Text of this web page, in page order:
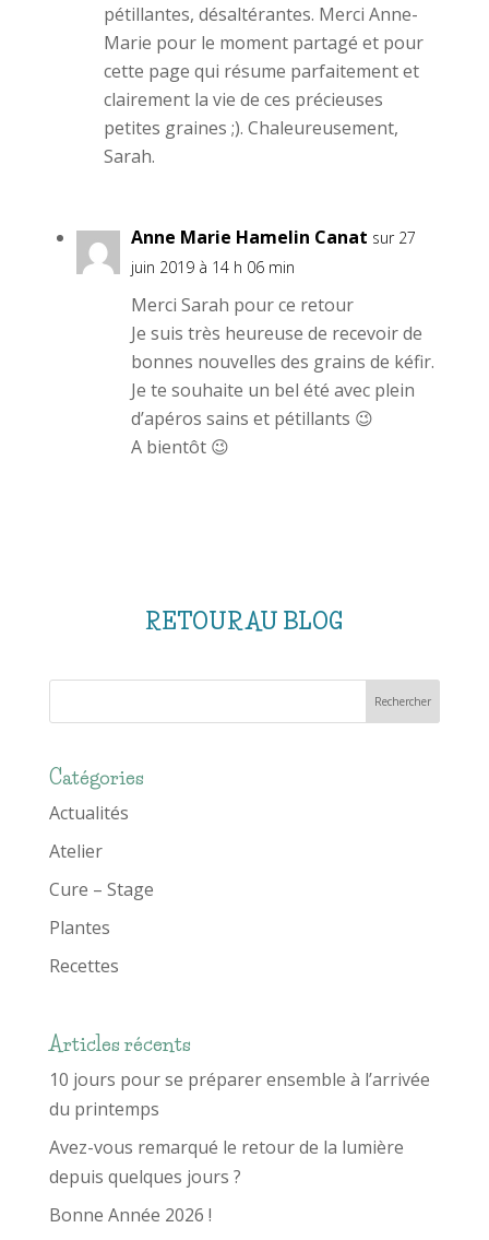
pétillantes, désaltérantes. Merci Anne-
Marie pour le moment partagé et pour
cette page qui résume parfaitement et
clairement la vie de ces précieuses
petites graines ;). Chaleureusement,
Sarah.
Anne Marie Hamelin Canat sur 27
juin 2019 à 14 h 06 min
Merci Sarah pour ce retour
Je suis très heureuse de recevoir de
bonnes nouvelles des grains de kéfir.
Je te souhaite un bel été avec plein
d’apéros sains et pétillants 😉
A bientôt 😉
RETOUR AU BLOG
Catégories
Actualités
Atelier
Cure – Stage
Plantes
Recettes
Articles récents
10 jours pour se préparer ensemble à l’arrivée
du printemps
Avez-vous remarqué le retour de la lumière
depuis quelques jours ?
Bonne Année 2026 !